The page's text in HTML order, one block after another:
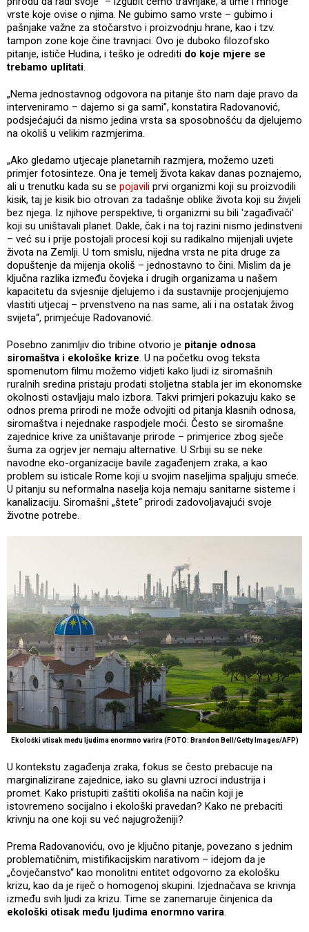
vrste koje ovise o njima. Ne gubimo samo vrste – gubimo i
pašnjake važne za stočarstvo i proizvodnju hrane, kao i tzv.
tampon zone koje čine travnjaci. Ovo je duboko filozofsko
pitanje, ističe Hudina, i teško je odrediti do koje mjere se
trebamo uplitati.
„Nema jednostavnog odgovora na pitanje što nam daje pravo da
interveniramo – dajemo si ga sami”, konstatira Radovanović,
podsjećajući da nismo jedina vrsta sa sposobnošću da djelujemo
na okoliš u velikim razmjerima.
„Ako gledamo utjecaje planetarnih razmjera, možemo uzeti
primjer fotosinteze. Ona je temelj života kakav danas poznajemo,
ali u trenutku kada su se pojavili prvi organizmi koji su proizvodili
kisik, taj je kisik bio otrovan za tadašnje oblike života koji su živjeli
bez njega. Iz njihove perspektive, ti organizmi su bili 'zagađivači'
koji su uništavali planet. Dakle, čak i na toj razini nismo jedinstveni
– već su i prije postojali procesi koji su radikalno mijenjali uvjete
života na Zemlji. U tom smislu, nijedna vrsta ne pita druge za
dopuštenje da mijenja okoliš – jednostavno to čini. Mislim da je
ključna razlika između čovjeka i drugih organizama u našem
kapacitetu da svjesnije djelujemo i da sustavnije procjenjujemo
vlastiti utjecaj – prvenstveno na nas same, ali i na ostatak živog
svijeta“, primjećuje Radovanović.
Posebno zanimljiv dio tribine otvorio je pitanje odnosa
siromaštva i ekološke krize. U na početku ovog teksta
spomenutom filmu možemo vidjeti kako ljudi iz siromašnih
ruralnih sredina pristaju prodati stoljetna stabla jer im ekonomske
okolnosti ostavljaju malo izbora. Takvi primjeri pokazuju kako se
odnos prema prirodi ne može odvojiti od pitanja klasnih odnosa,
siromaštva i nejednake raspodjele moći. Često se siromašne
zajednice krive za uništavanje prirode – primjerice zbog sječe
šuma za ogrjev jer nemaju alternative. U Srbiji su se neke
navodne eko-organizacije bavile zagađenjem zraka, a kao
problem su isticale Rome koji u svojim naseljima spaljuju smeće.
U pitanju su neformalna naselja koja nemaju sanitarne sisteme i
kanalizaciju. Siromašni „štete“ prirodi zadovoljavajući svoje
životne potrebe.
Ekološki utisak među ljudima enormno varira (FOTO: Brandon Bell/Getty Images/AFP)
U kontekstu zagađenja zraka, fokus se često prebacuje na
marginalizirane zajednice, iako su glavni uzroci industrija i
promet. Kako pristupiti zaštiti okoliša na način koji je
istovremeno socijalno i ekološki pravedan? Kako ne prebaciti
krivnju na one koji su već najugroženiji?
Prema Radovanoviću, ovo je ključno pitanje, povezano s jednim
problematičnim, mistifikacijskim narativom – idejom da je
„čovječanstvo“ kao monolitni entitet odgovorno za ekološku
krizu, kao da je riječ o homogenoj skupini. Izjednačava se krivnja
između svih ljudi za krizu. Time se zanemaruje činjenica da
ekološki otisak među ljudima enormno varira.